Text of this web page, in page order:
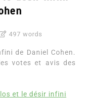
497 words
de Daniel Cohen.
votes et avis des
et le désir infini